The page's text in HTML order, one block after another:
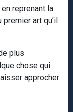
reprenant la
art qu’il
plus
chose qui
approcher